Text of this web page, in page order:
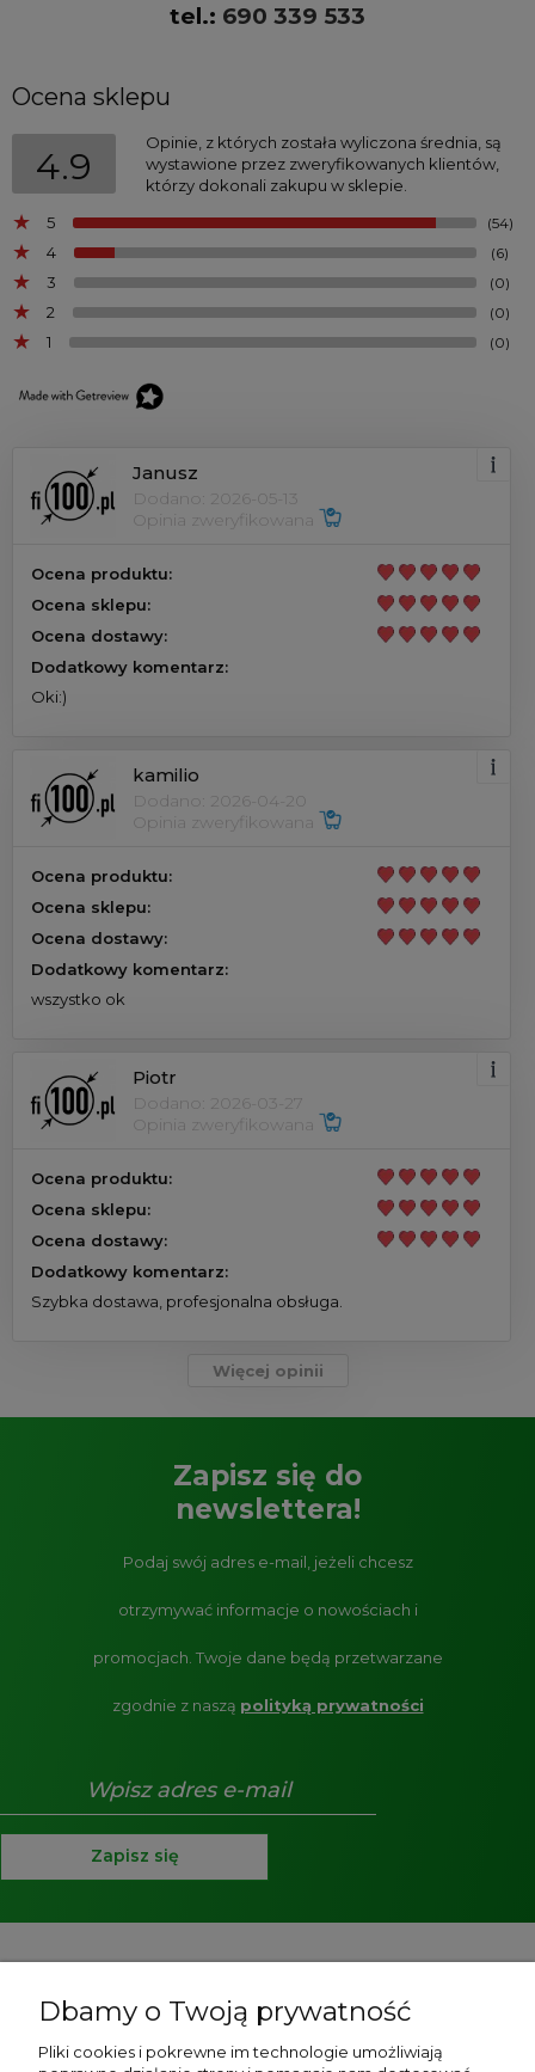
tel.: 690 339 533
Ocena sklepu
4.9
Opinie, z których została wyliczona średnia, są
wystawione przez zweryfikowanych klientów,
którzy dokonali zakupu w sklepie.
5
(54)
4 (6)
3 (0)
2 (0)
1 (0)
Janusz
Dodano: 2026-05-13
Opinia zweryfikowana
Ocena produktu:
Ocena sklepu:
Ocena dostawy:
Dodatkowy komentarz:
Oki:)
kamilio
Dodano: 2026-04-20
Opinia zweryfikowana
Ocena produktu:
Ocena sklepu:
Ocena dostawy:
Dodatkowy komentarz:
wszystko ok
Piotr
Dodano: 2026-03-27
Opinia zweryfikowana
Ocena produktu:
Ocena sklepu:
Ocena dostawy:
Dodatkowy komentarz:
Szybka dostawa, profesjonalna obsługa.
Więcej opinii
Zapisz się do
newslettera!
Podaj swój adres e-mail, jeżeli chcesz
otrzymywać informacje o nowościach i
promocjach. Twoje dane będą przetwarzane
zgodnie z naszą polityką prywatności
Zapisz się
Dbamy o Twoją prywatność
Pliki cookies i pokrewne im technologie umożliwiają